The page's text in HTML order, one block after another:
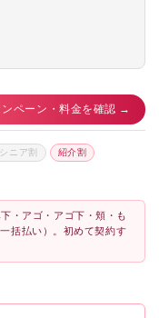
ペーン・料金を確認 →
シニア割 紹介割
・アゴ・アゴ下・頬・も
括払い）。初めて契約す